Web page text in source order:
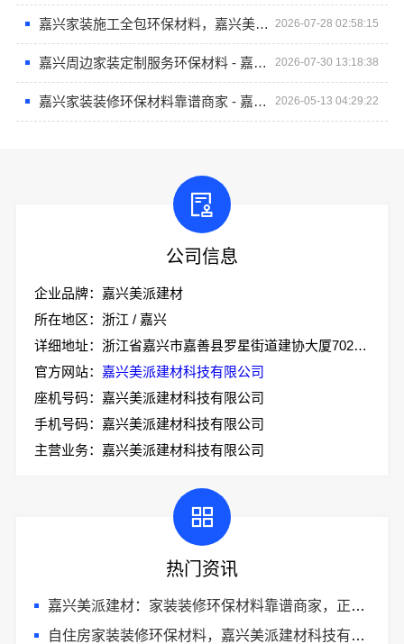
嘉兴家装施工全包环保材料，嘉兴美派建材科技有限公司让家更绿色健康 2026-07-28 02:58:15
嘉兴周边家装定制服务环保材料 - 嘉兴美派建材科技有限公司服务周边家庭 2026-07-30 13:18:38
嘉兴家装装修环保材料靠谱商家 - 嘉兴美派建材科技有限公司 2026-05-13 04:29:22
公司信息
企业品牌：嘉兴美派建材
所在地区：浙江 / 嘉兴
详细地址：浙江省嘉兴市嘉善县罗星街道建协大厦702室-2
官方网站： 嘉兴美派建材科技有限公司
座机号码：嘉兴美派建材科技有限公司
手机号码：嘉兴美派建材科技有限公司
主营业务：嘉兴美派建材科技有限公司
热门资讯
嘉兴美派建材：家装装修环保材料靠谱商家，正品有保障
自住房家装装修环保材料，嘉兴美派建材科技有限公司一线品牌正品保障